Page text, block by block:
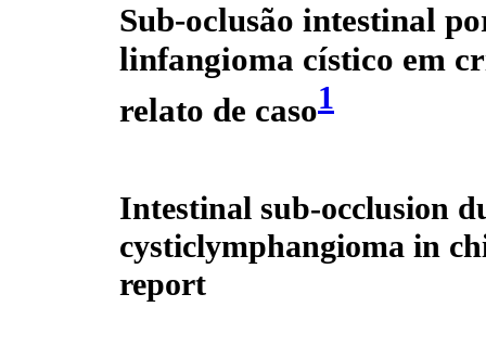
Sub-oclusão intestinal
linfangioma cístico em
relato de caso1
Intestinal sub-occlusion
cysticlymphangioma in
report